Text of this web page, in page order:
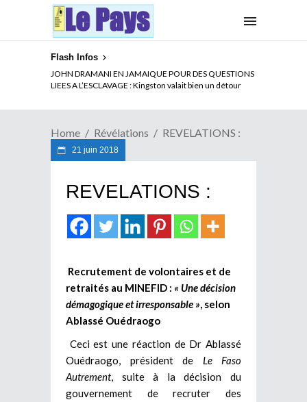
Flash Infos
ELECTION DE TALON A LA TETE DU SENAT BENINOIS :
Quand Patrice quitte le pouvoir sans partir !
Home Révélations REVELATIONS :
21 juin 2018
REVELATIONS :
Recrutement de volontaires et de
retraités au MINEFID : « Une décision
démagogique et irresponsable » , selon
Ablassé Ouédraogo
Ceci est une réaction de Dr Ablassé
Ouédraogo, président de Le Faso
Autrement, suite à la décision du
gouvernement de recruter des